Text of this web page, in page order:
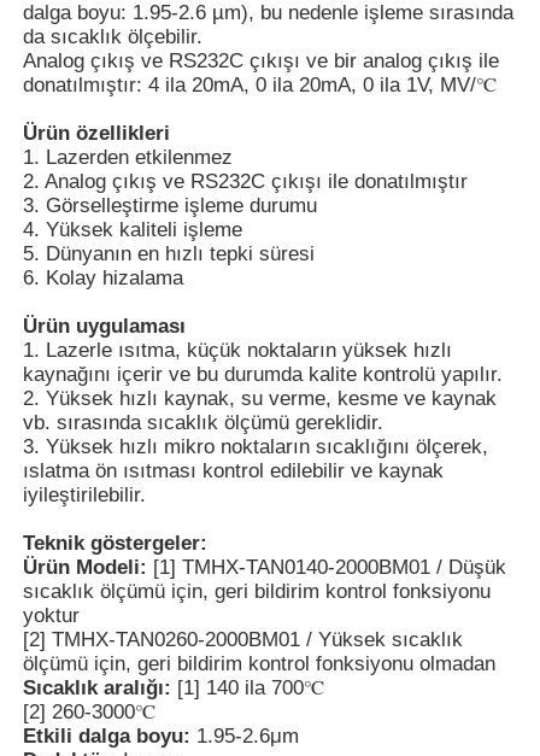
Hakkımızda
Fabrika turu
Kalite kontrol
Haberler
Davalar gösteriyor
Nükleer radyasyon dedektörü
kişisel dozimetre
dalga boyu: 1.95-2.6 µm), bu nedenle işleme sırasında
da sıcaklık ölçebilir.
Analog çıkış ve RS232C çıkışı ve bir analog çıkış ile
donatılmıştır: 4 ila 20mA, 0 ila 20mA, 0 ila 1V, MV/℃
Ürün özellikleri
1. Lazerden etkilenmez
2. Analog çıkış ve RS232C çıkışı ile donatılmıştır
3. Görselleştirme işleme durumu
4. Yüksek kaliteli işleme
5. Dünyanın en hızlı tepki süresi
6. Kolay hizalama
Ürün uygulaması
1. Lazerle ısıtma, küçük noktaların yüksek hızlı
kaynağını içerir ve bu durumda kalite kontrolü yapılır.
2. Yüksek hızlı kaynak, su verme, kesme ve kaynak
vb. sırasında sıcaklık ölçümü gereklidir.
3. Yüksek hızlı mikro noktaların sıcaklığını ölçerek,
ıslatma ön ısıtması kontrol edilebilir ve kaynak
iyileştirilebilir.
Teknik göstergeler:
Ürün Modeli: [1] TMHX-TAN0140-2000BM01 / Düşük
sıcaklık ölçümü için, geri bildirim kontrol fonksiyonu
yoktur
[2] TMHX-TAN0260-2000BM01 / Yüksek sıcaklık
ölçümü için, geri bildirim kontrol fonksiyonu olmadan
Sıcaklık aralığı: [1] 140 ila 700℃
[2] 260-3000℃
Etkili dalga boyu: 1.95-2.6μm